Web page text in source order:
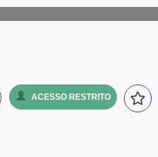
ACESSO RESTRITO